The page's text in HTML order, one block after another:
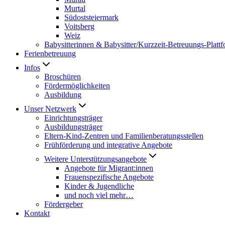
Murtal
Südoststeiermark
Voitsberg
Weiz
Babysitterinnen & Babysitter/Kurzzeit-Betreuungs-
Ferienbetreuung
Infos
Broschüren
Fördermöglichkeiten
Ausbildung
Unser Netzwerk
Einrichtungsträger
Ausbildungsträger
Eltern-Kind-Zentren und Familienberatungsstellen
Frühförderung und integrative Angebote
Weitere Unterstützungsangebote
Angebote für Migrant:innen
Frauenspezifische Angebote
Kinder & Jugendliche
und noch viel mehr…
Fördergeber
Kontakt